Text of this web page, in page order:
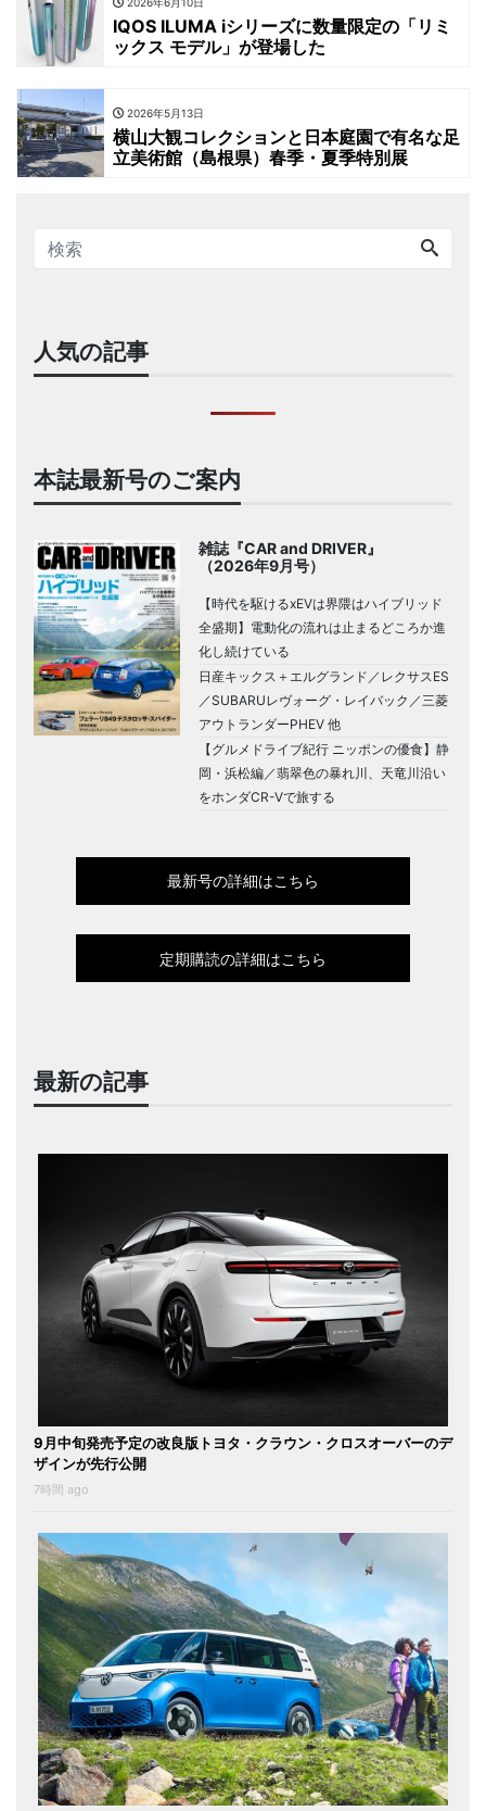
IQOS ILUMA iシリーズに数量限定の「リミ
ックス モデル」が登場した
2026年5月13日
横山大観コレクションと日本庭園で有名な足
立美術館（島根県）春季・夏季特別展
人気の記事
本誌最新号のご案内
雑誌『CAR and DRIVER』
（2026年9月号）
【時代を駆けるxEVは界隈はハイブリッド
全盛期】電動化の流れは止まるどころか進
化し続けている
日産キックス＋エルグランド／レクサスES
／SUBARUレヴォーグ・レイバック／三菱
アウトランダーPHEV 他
【グルメドライブ紀行 ニッポンの優食】静
岡・浜松編／翡翠色の暴れ川、天竜川沿い
をホンダCR-Vで旅する
最新号の詳細はこちら
定期購読の詳細はこちら
最新の記事
9月中旬発売予定の改良版トヨタ・クラウン・クロスオーバーのデ
ザインが先行公開
7時間 ago